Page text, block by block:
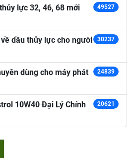
lực 32, 46, 68 mới
49527
dầu thủy lực cho người
30237
dùng cho máy phát
24839
10W40 Đại Lý Chính
20621